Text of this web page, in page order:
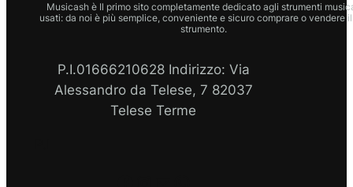
Musicash è Il primo sito completamente dedicato agli strumenti
usati: da noi è più semplice, conveniente e sicuro comprare o vendere
strumento.
P.I.01666210628 Indirizzo: Via
Alessandro da Telese, 7 82037
Telese Terme